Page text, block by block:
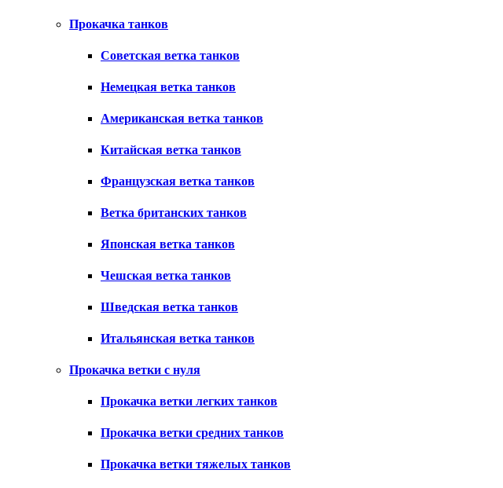
Прокачка танков
Советская ветка танков
Немецкая ветка танков
Американская ветка танков
Китайская ветка танков
Французская ветка танков
Ветка британских танков
Японская ветка танков
Чешская ветка танков
Шведская ветка танков
Итальянская ветка танков
Прокачка ветки с нуля
Прокачка ветки легких танков
Прокачка ветки средних танков
Прокачка ветки тяжелых танков